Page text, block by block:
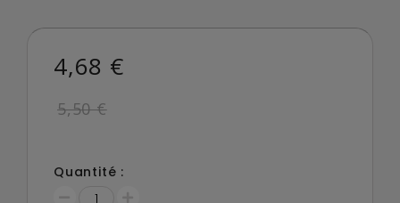
4,68 €
5,50 €
Quantité :